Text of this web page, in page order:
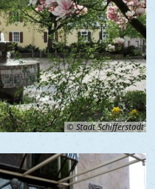
© Stadt Schifferstadt